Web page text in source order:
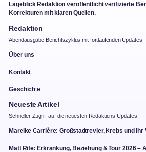
Lageblick Redaktion veroffentlicht verifizierte
Korrekturen mit klaren Quellen.
Redaktion
Abendausgabe Berichtszyklus mit fortlaufenden Updates.
Über uns
Kontakt
Geschichte
Neueste Artikel
Schneller Zugriff auf die neuesten Redaktions-Updates.
Mareike Carrière: Großstadtrevier, Krebs und ihr
Matt Rife: Erkrankung, Beziehung & Tour 2026 –